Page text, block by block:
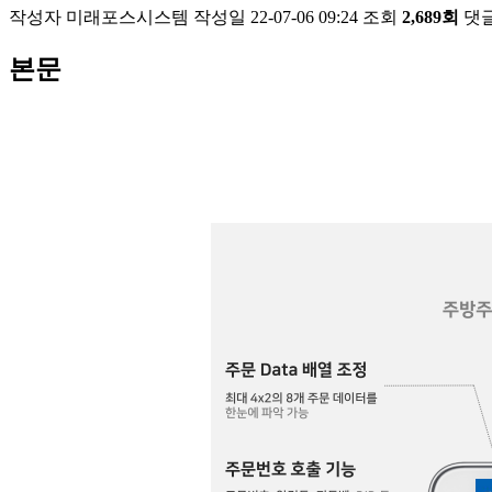
작성자 미래포스시스템 작성일 22-07-06 09:24 조회 2,689회 댓
본문